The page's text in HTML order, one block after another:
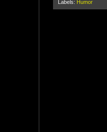
r
Labels: Humor